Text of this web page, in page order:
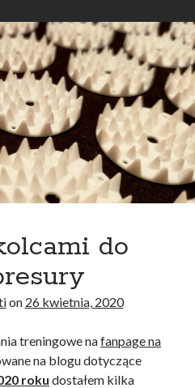
do
on 26 kwietnia, 2020
treningowe nafanpage na
na blogu dotyczące
roku dostałem kilka